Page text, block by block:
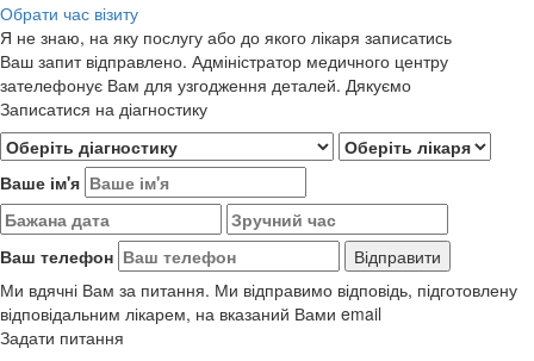
Обрати час візиту
Я не знаю, на яку послугу або до якого лікаря записатись
Ваш запит відправлено. Адміністратор медичного центру
зателефонує Вам для узгодження деталей. Дякуємо
Записатися на діагностику
Ваше ім'я
Ваш телефон
Ми вдячні Вам за питання. Ми відправимо відповідь, підготовлену
відповідальним лікарем, на вказаний Вами email
Задати питання